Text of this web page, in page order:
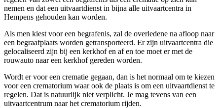
nemen en dat een uitvaartdienst in bijna alle uitvaartcentra in
Hempens gehouden kan worden.
Als men kiest voor een begrafenis, zal de overledene na afloop naar
een begraafplaats worden getransporteerd. Er zijn uitvaartcentra die
gelocaliseerd zijn bij een kerkhof en af en toe moet er met de
rouwauto naar een kerkhof gereden worden.
Wordt er voor een crematie gegaan, dan is het normaal om te kiezen
voor een crematorium waar ook de plaats is om een uitvaartdienst te
regelen. Dat is natuurlijk niet verplicht. Je mag tevens van een
uitvaartcentrum naar het crematorium rijden.